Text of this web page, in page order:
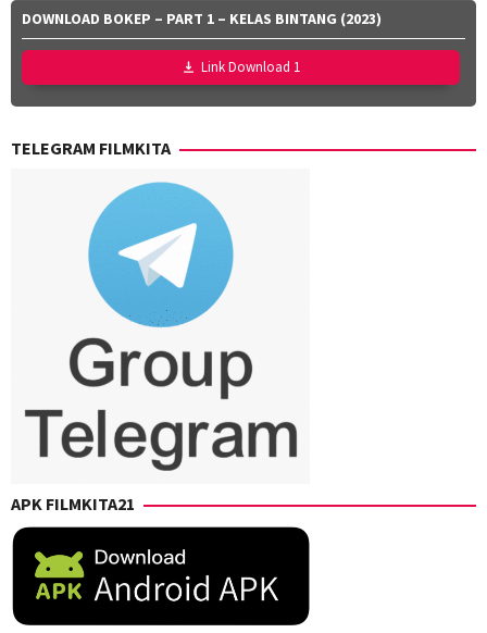
Mutia
Effendi,
Nurul
Ravika
Zaky ,
Utari
Nofita
DOWNLOAD BOKEP – PART 1 – KELAS BINTANG (2023)
Link Download 1
TELEGRAM FILMKITA
APK FILMKITA21